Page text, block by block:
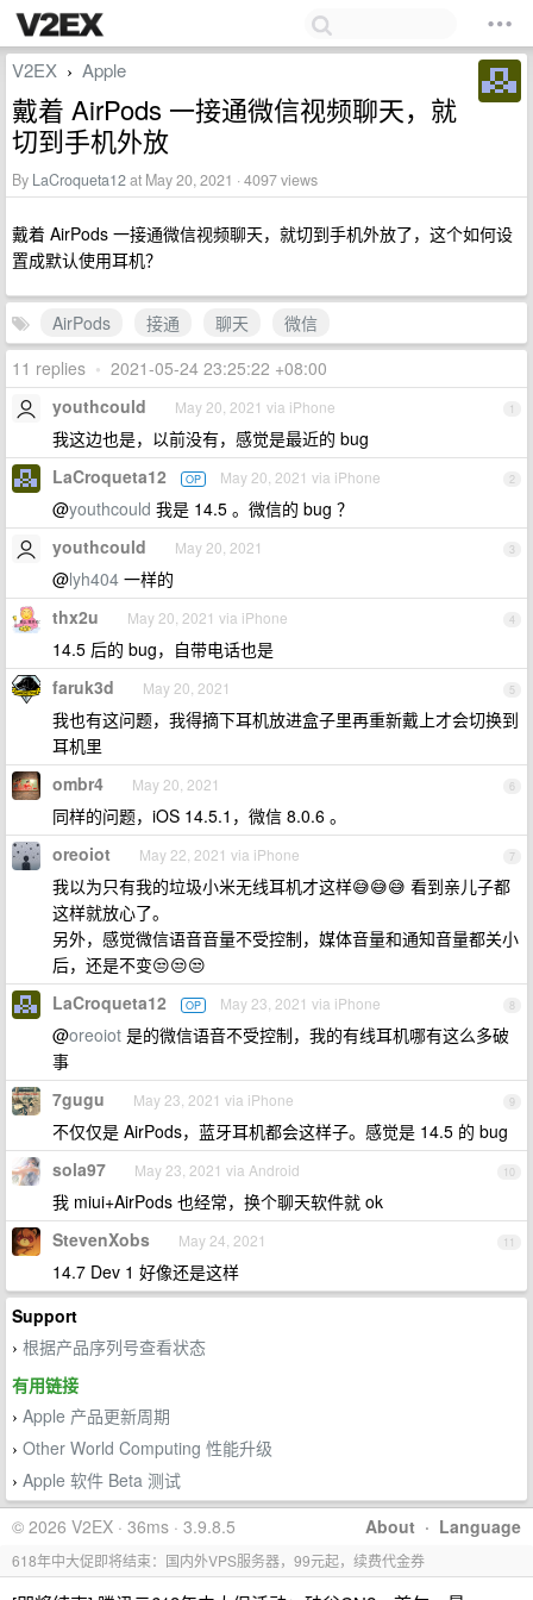
V2EX › Apple
戴着 AirPods 一接通微信视频聊天，就
切到手机外放
By LaCroqueta12at May 20, 2021 · 4097 views
戴着 AirPods 一接通微信视频聊天，就切到手机外放了，这个如何设
置成默认使用耳机？
AirPods 接通 聊天
微信
11 replies • 2021-05-24 23:25:22 +08:00
1
youthcould May 20, 2021 via iPhone
我这边也是，以前没有，感觉是最近的 bug
2
LaCroqueta12 OP May 20, 2021 via iPhone
@youthcould 我是 14.5 。微信的 bug ？
3
youthcould May 20, 2021
@lyh404 一样的
4
thx2u May 20, 2021 via iPhone
14.5 后的 bug，自带电话也是
5
faruk3d May 20, 2021
我也有这问题，我得摘下耳机放进盒子里再重新戴上才会切换到
耳机里
6
ombr4 May 20, 2021
同样的问题，iOS 14.5.1，微信 8.0.6 。
7
oreoiot May 22, 2021 via iPhone
我以为只有我的垃圾小米无线耳机才这样😅😅😅 看到亲儿子都
这样就放心了。
另外，感觉微信语音音量不受控制，媒体音量和通知音量都关小
后，还是不变😒😒😒
8
LaCroqueta12 OP May 23, 2021 via iPhone
@oreoiot 是的微信语音不受控制，我的有线耳机哪有这么多破
事
9
7gugu May 23, 2021 via iPhone
不仅仅是 AirPods，蓝牙耳机都会这样子。感觉是 14.5 的 bug
10
sola97 May 23, 2021 via Android
我 miui+AirPods 也经常，换个聊天软件就 ok
11
StevenXobs May 24, 2021
14.7 Dev 1 好像还是这样
Support
› 根据产品序列号查看状态
有用链接
› Apple 产品更新周期
› Other World Computing 性能升级
› Apple 软件 Beta 测试
About · Language
© 2026 V2EX · 36ms · 3.9.8.5
618年中大促即将结束：国内外VPS服务器，99元起，续费代金券